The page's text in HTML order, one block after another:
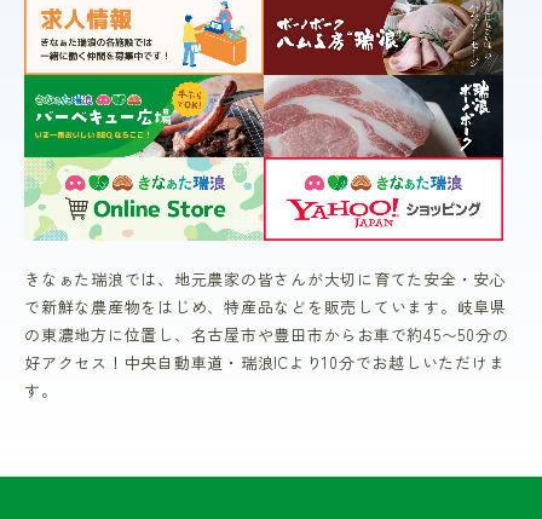
きなぁた瑞浪では、地元農家の皆さんが大切に育てた安全・安心
で新鮮な農産物をはじめ、特産品などを販売しています。岐阜県
の東濃地方に位置し、名古屋市や豊田市からお車で約45〜50分の
好アクセス！中央自動車道・瑞浪ICより10分でお越しいただけま
す。